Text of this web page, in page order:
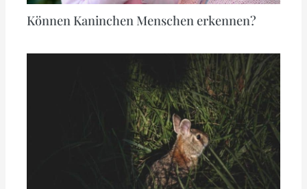
Können Kaninchen Menschen erkennen?